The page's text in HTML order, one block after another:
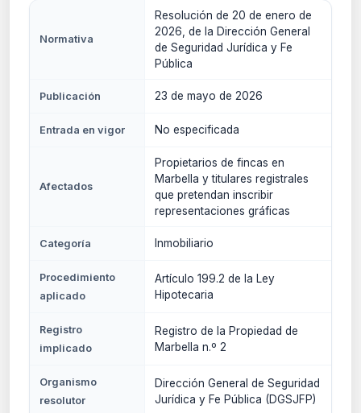
Normativa
Resolución de 20 de enero de
2026, de la Dirección General
de Seguridad Jurídica y Fe
Pública
Publicación 23 de mayo de 2026
Entrada en vigor No especificada
Afectados
Propietarios de fincas en
Marbella y titulares registrales
que pretendan inscribir
representaciones gráficas
Categoría Inmobiliario
Procedimiento
aplicado
Artículo 199.2 de la Ley
Hipotecaria
Registro
implicado
Registro de la Propiedad de
Marbella n.º 2
Organismo
resolutor
Dirección General de Seguridad
Jurídica y Fe Pública (DGSJFP)